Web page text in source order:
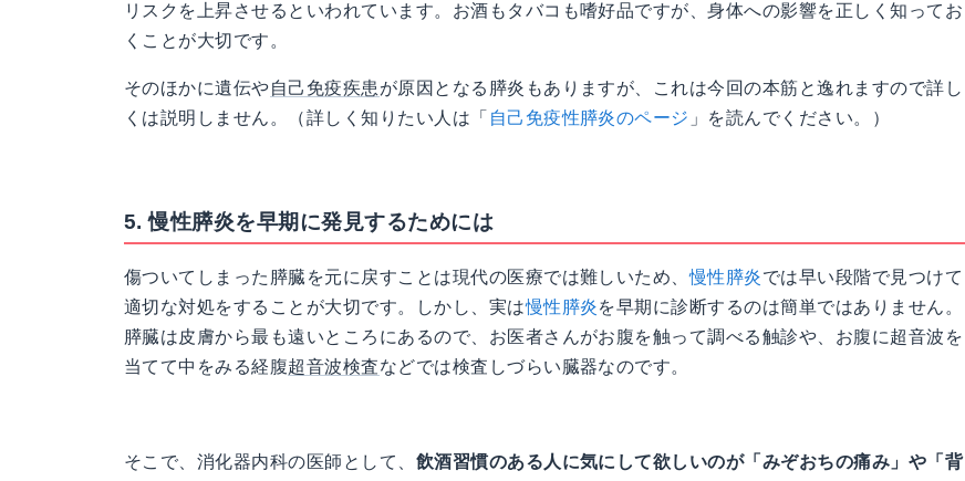
リスクを上昇させるといわれています。お酒もタバコも嗜好品ですが、身体への影響を正しく知ってお
くことが大切です。
そのほかに遺伝や自己免疫疾患 が原因となる膵炎もありますが、これは今回の本筋と逸れますので詳し
くは説明しません。（詳しく知りたい人は「 自己免疫性膵炎のページ 」を読んでください。）
5. 慢性膵炎を早期に発見するためには
傷ついてしまった膵臓を元に戻すことは現代の医療では難しいため、慢性膵炎では早い段階で見つけて
適切な対処をすることが大切です。しかし、実は慢性膵炎を早期に診断するのは簡単ではありません。
膵臓は皮膚から最も遠いところにあるので、お医者さんがお腹を触って調べる触診や、お腹に超音波を
当てて中をみる経腹超音波検査などでは検査しづらい臓器なのです。
そこで、消化器内科の医師として、 飲酒習慣のある人に気にして欲しいのが「みぞおちの痛み」や「背